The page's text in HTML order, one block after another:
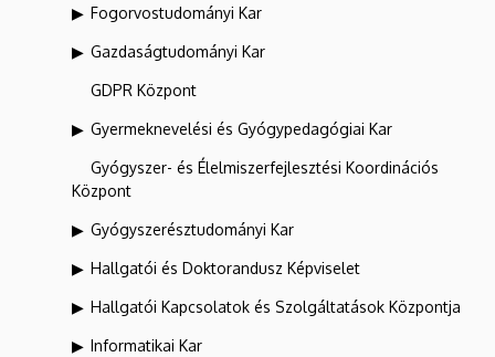
Fogorvostudományi Kar
Gazdaságtudományi Kar
GDPR Központ
Gyermeknevelési és Gyógypedagógiai Kar
Gyógyszer- és Élelmiszerfejlesztési Koordinációs
Központ
Gyógyszerésztudományi Kar
Hallgatói és Doktorandusz Képviselet
Hallgatói Kapcsolatok és Szolgáltatások Központja
Informatikai Kar